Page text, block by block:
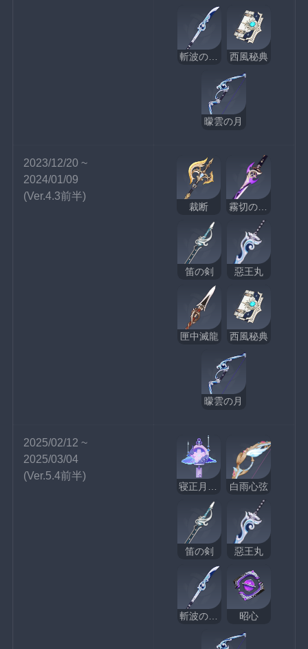
斬波のひれ長 西風秘典
曚雲の月
2023/12/20 ~
2024/01/09
(Ver.4.3前半)
裁断 霧切の廻光
笛の剣 惡王丸
匣中滅龍 西風秘典
曚雲の月
2025/02/12 ~
2025/03/04
(Ver.5.4前半)
白雨心弦
笛の剣 惡王丸
斬波のひれ長 昭心